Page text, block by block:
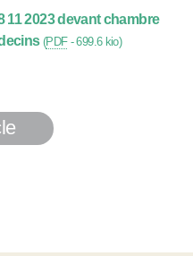
11 2023 devant chambre
(PDF-699.6 kio)